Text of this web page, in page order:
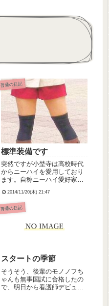
普通の日記
標準装備です
突然ですが小埜寺は高校時代
からニーハイを愛用しており
ます。自称ニーハイ愛好家で
は標準装備として認識されて
いるレベルです。今日は霜が
降ったんですが、相も変わら
で、帰り際、総師長と事務長
2014/11/20(木) 21:47
普通の日記
スタートの季節
そうそう、後輩のモノノフち
ゃんも無事国試に合格したの
で、明日から看護師デビュー